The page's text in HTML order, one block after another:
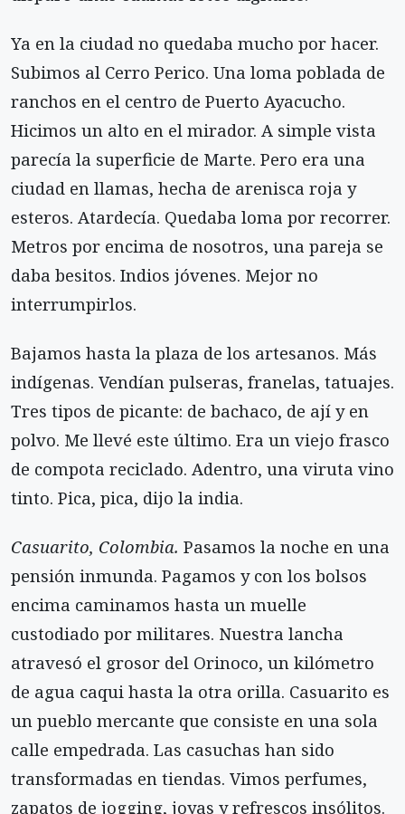
Ya en la ciudad no quedaba mucho por hacer.
Subimos al Cerro Perico. Una loma poblada de
ranchos en el centro de Puerto Ayacucho.
Hicimos un alto en el mirador. A simple vista
parecía la superficie de Marte. Pero era una
ciudad en llamas, hecha de arenisca roja y
esteros. Atardecía. Quedaba loma por recorrer.
Metros por encima de nosotros, una pareja se
daba besitos. Indios jóvenes. Mejor no
interrumpirlos.
Bajamos hasta la plaza de los artesanos. Más
indígenas. Vendían pulseras, franelas, tatuajes.
Tres tipos de picante: de bachaco, de ají y en
polvo. Me llevé este último. Era un viejo frasco
de compota reciclado. Adentro, una viruta vino
tinto. Pica, pica, dijo la india.
Casuarito, Colombia. Pasamos la noche en una
pensión inmunda. Pagamos y con los bolsos
encima caminamos hasta un muelle
custodiado por militares. Nuestra lancha
atravesó el grosor del Orinoco, un kilómetro
de agua caqui hasta la otra orilla. Casuarito es
un pueblo mercante que consiste en una sola
calle empedrada. Las casuchas han sido
transformadas en tiendas. Vimos perfumes,
zapatos de jogging, joyas y refrescos insólitos.